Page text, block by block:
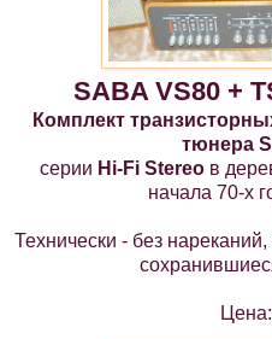
SABA VS80 +
Комплект
тюнера
серии Hi-Fi Stereoв
начала 70-х
Технически - без
Цена: